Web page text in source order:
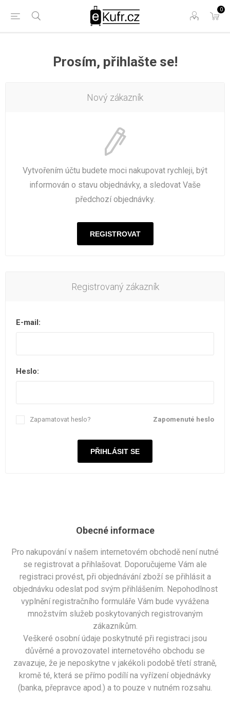
0
Prosím, přihlašte se!
Nový zákazník
Vytvořením účtu budete moci nakupovat rychleji, být
informován o stavu objednávky, a sledovat Vaše
předchozí objednávky.
Registrovaný zákazník
E-mail:
Heslo:
Zapomenuté heslo
Zapamatovat heslo?
Obecné informace
Pro nakupování v našem internetovém obchodě není nutné
se registrovat a přihlašovat. Doporučujeme Vám ale
registraci provést, při objednávání zboží se přihlásit a
objednávku odeslat pod svým přihlášením. Nepohodlnost
vyplnění registračního formuláře Vám bude vyvážena
množstvím služeb poskytovaných registrovaným
zákazníkům.
Veškeré osobní údaje poskytnuté při registraci jsou
důvěrné a provozovatel internetového obchodu se
zavazuje, že je neposkytne v jakékoli podobě třetí straně,
kromě té, která se přímo podílí na vyřízení objednávky
(banka, přepravce apod.) a to pouze v nutném rozsahu.